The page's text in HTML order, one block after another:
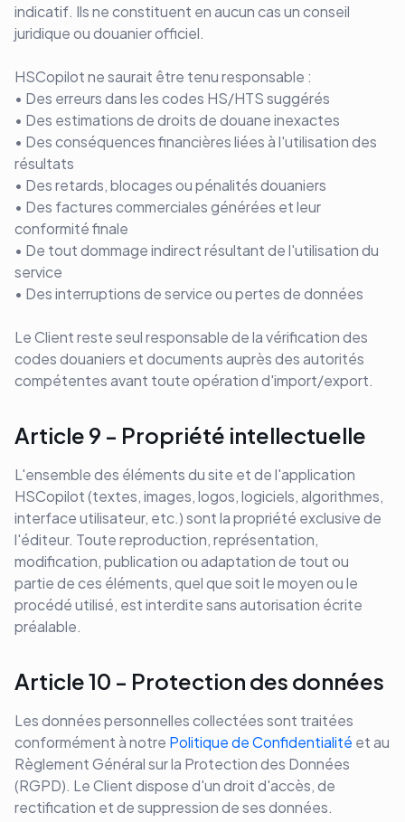
indicatif. Ils ne constituent en aucun cas un conseil
juridique ou douanier officiel.
HSCopilot ne saurait être tenu responsable :
• Des erreurs dans les codes HS/HTS suggérés
• Des estimations de droits de douane inexactes
• Des conséquences financières liées à l'utilisation des
résultats
• Des retards, blocages ou pénalités douaniers
• Des factures commerciales générées et leur
conformité finale
• De tout dommage indirect résultant de l'utilisation du
service
• Des interruptions de service ou pertes de données
Le Client reste seul responsable de la vérification des
codes douaniers et documents auprès des autorités
compétentes avant toute opération d'import/export.
Article 9 - Propriété intellectuelle
L'ensemble des éléments du site et de l'application
HSCopilot (textes, images, logos, logiciels, algorithmes,
interface utilisateur, etc.) sont la propriété exclusive de
l'éditeur. Toute reproduction, représentation,
modification, publication ou adaptation de tout ou
partie de ces éléments, quel que soit le moyen ou le
procédé utilisé, est interdite sans autorisation écrite
préalable.
Article 10 - Protection des données
Les données personnelles collectées sont traitées
conformément à notre Politique de Confidentialité et au
Règlement Général sur la Protection des Données
(RGPD). Le Client dispose d'un droit d'accès, de
rectification et de suppression de ses données.